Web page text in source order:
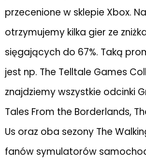
przecenione w sklepie Xbox.
otrzymujemy kilka gier ze
sięgających do 67%. Taką
jest np. The Telltale Games
znajdziemy wszystkie odcinki
Tales From the Borderlands,
Us oraz oba sezony The
fanów symulatorów